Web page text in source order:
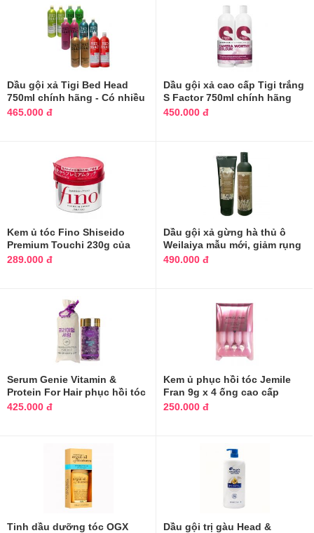
Dầu gội xả Tigi Bed Head
750ml chính hãng - Có nhiều
màu
465.000 đ
Dầu gội xả cao cấp Tigi trắng
S Factor 750ml chính hãng
450.000 đ
Kem ủ tóc Fino Shiseido
Premium Touchi 230g của
Nhật Bản
289.000 đ
Dầu gội xả gừng hà thủ ô
Weilaiya mẫu mới, giảm rụng
tóc
490.000 đ
Serum Genie Vitamin &
Protein For Hair phục hồi tóc
hư tổn
425.000 đ
Kem ủ phục hồi tóc Jemile
Fran 9g x 4 ống cao cấp
chuẩn Salon
250.000 đ
Tinh dầu dưỡng tóc OGX
Dầu gội trị gàu Head &